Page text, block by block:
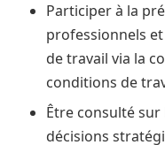
Participer à la
professionnels
de travail via la
conditions de
Être consulté
décisions